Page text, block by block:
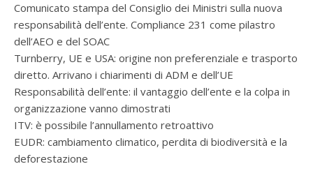
Comunicato stampa del Consiglio dei Ministri sulla nuova
responsabilità dell’ente. Compliance 231 come pilastro
dell’AEO e del SOAC
Turnberry, UE e USA: origine non preferenziale e trasporto
diretto. Arrivano i chiarimenti di ADM e dell’UE
Responsabilità dell’ente: il vantaggio dell’ente e la colpa in
organizzazione vanno dimostrati
ITV: è possibile l’annullamento retroattivo
EUDR: cambiamento climatico, perdita di biodiversità e la
deforestazione